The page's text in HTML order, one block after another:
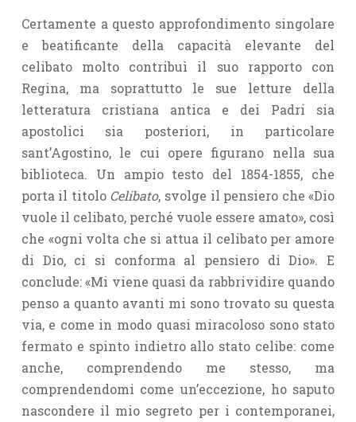
Certamente a questo approfondimento singolare
e beatificante della capacità elevante del
celibato molto contribuì il suo rapporto con
Regina, ma soprattutto le sue letture della
letteratura cristiana antica e dei Padri sia
apostolici sia posteriori, in particolare
sant’Agostino, le cui opere figurano nella sua
biblioteca. Un ampio testo del 1854-1855, che
porta il titolo Celibato, svolge il pensiero che «Dio
vuole il celibato, perché vuole essere amato», così
che «ogni volta che si attua il celibato per amore
di Dio, ci si conforma al pensiero di Dio». E
conclude: «Mi viene quasi da rabbrividire quando
penso a quanto avanti mi sono trovato su questa
via, e come in modo quasi miracoloso sono stato
fermato e spinto indietro allo stato celibe: come
anche, comprendendo me stesso, ma
comprendendomi come un’eccezione, ho saputo
nascondere il mio segreto per i contemporanei,